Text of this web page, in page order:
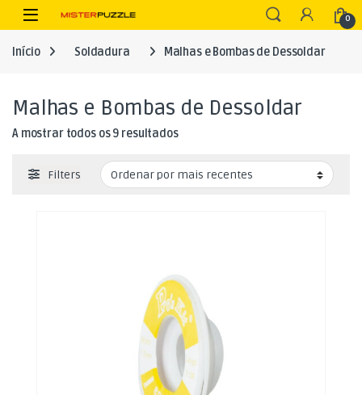
Skip to navigation
Skip to content
Open 0
Início Soldadura Malhas e Bombas de Dessoldar
Malhas e Bombas de Dessoldar
A mostrar todos os 9 resultadosOrdenado por mais recentes
Filters